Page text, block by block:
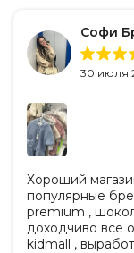
Софи
30 июля
Хороший
популярные
premium ,
доходчиво все объяснил.
kidmall ,